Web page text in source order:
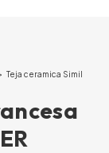
Teja ceramica Simil